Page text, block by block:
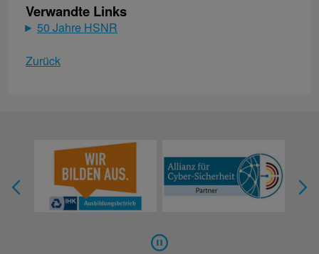
Verwandte Links
50 Jahre HSNR
Zurück